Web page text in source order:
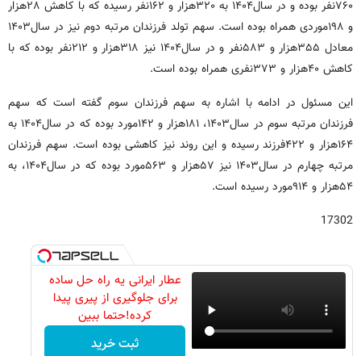
۷۶۰نفر بوده و در سال۱۴۰۴ به ۳۲۰هزار و ۱۶۲نفر رسیده که با کاهش ۲۸هزار
و ۱۹۸موردی همراه بوده است. سهم تولد فرزندان مرتبه دوم نیز در سال۱۴۰۳
معادل ۳۵۵هزار و ۵۸۳نفر و در سال۱۴۰۴ نیز ۳۱۸هزار و ۲۱۲نفر بوده که با
کاهش ۴۰هزار و ۳۷۳نفری همراه بوده است.
این مسئول در ادامه با اشاره به سهم فرزندان سوم گفته است که سهم
فرزندان مرتبه سوم در سال۱۴۰۳، ۱۸۱هزار و ۱۴۲مورد بوده که در سال۱۴۰۴ به
۱۶۴هزار و ۴۲۲فرزند رسیده و این روند نیز کاهشی بوده است. سهم فرزندان
مرتبه چهارم در سال۱۴۰۳ نیز ۵۷هزار و ۵۶۳مورد بوده که در سال۱۴۰۴، به
۵۴هزار و ۹۱۴مورد رسیده است.
17302
عطار ایرانی یه راه حل ساده
برای جلوگیری از پیری پیدا
کرده!حتما ببین
ثبت خرید